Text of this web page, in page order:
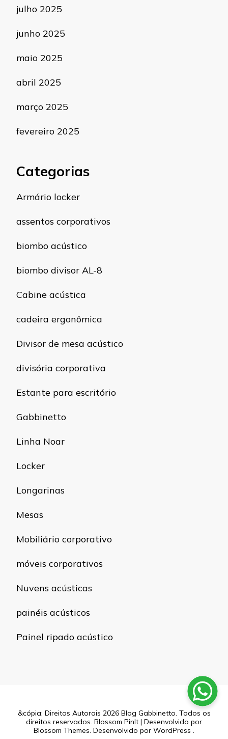
julho 2025
junho 2025
maio 2025
abril 2025
março 2025
fevereiro 2025
Categorias
Armário locker
assentos corporativos
biombo acústico
biombo divisor AL-8
Cabine acústica
cadeira ergonômica
Divisor de mesa acústico
divisória corporativa
Estante para escritório
Gabbinetto
Linha Noar
Locker
Longarinas
Mesas
Mobiliário corporativo
móveis corporativos
Nuvens acústicas
painéis acústicos
Painel ripado acústico
&cópia; Direitos Autorais 2026 Blog Gabbinetto . Todos os
direitos reservados. Blossom PinIt | Desenvolvido por
Blossom Themes . Desenvolvido por WordPress